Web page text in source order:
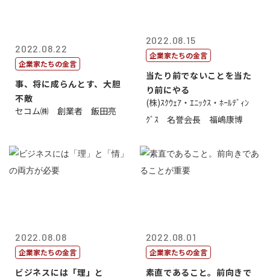
2022.08.22
企業家たちの金言
事、将に成らんとす、大胆
不敵
セコム㈱ 創業者 飯田亮
2022.08.15
企業家たちの金言
当たり前でないことを当た
り前にやる
(株)ｽｸｳｪｱ・ｴﾆｯｸｽ・ﾎｰﾙﾃﾞｨﾝ
ｸﾞｽ 名誉会長 福嶋康博
2022.08.08
企業家たちの金言
ビジネスには「理」と
2022.08.01
企業家たちの金言
素直であること。前向きで